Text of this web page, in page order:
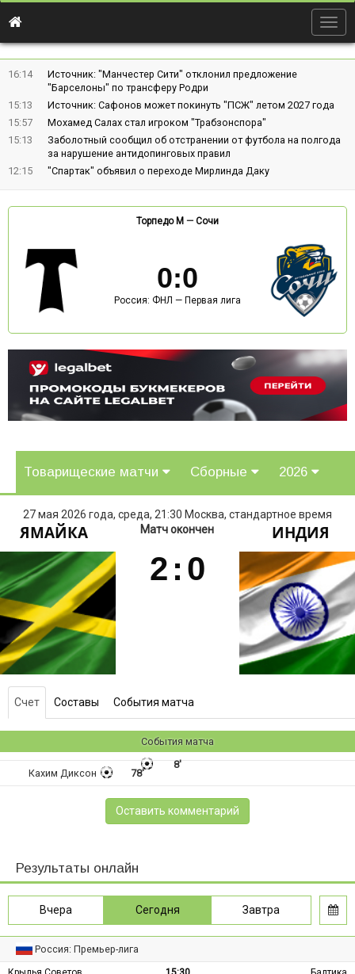
16:14
Источник: "Манчестер Сити" отклонил предложение
"Барселоны" по трансферу Родри
15:13
Источник: Сафонов может покинуть "ПСЖ" летом 2027 года
15:57
Мохамед Салах стал игроком "Трабзонспора"
15:13
Заболотный сообщил об отстранении от футбола на полгода
за нарушение антидопинговых правил
12:15
"Спартак" объявил о переходе Мирлинда Даку
Торпедо М — Сочи
0:0
Россия: ФНЛ — Первая лига
Товарищеские матчи Сборные 2026
27 мая 2026 года, среда, 21:30 Москва, стандартное время
ЯМАЙКА Матч окончен
2 : 0
ИНДИЯ
Счет Составы События матча
События матча
8'
78'
Кахим Диксон
Оставить комментарий
Результаты онлайн
Вчера Сегодня Завтра
Россия: Премьер-лига